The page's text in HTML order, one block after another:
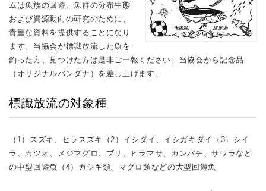
ムは魚族の回遊、魚群の分布生態
および資源動向の研究のために、
貴重な資料を提供することになり
ます。当協会が標識放流した魚を
釣った方、見つけた方は是非ご一報ください。当協会から記念品
（オリジナルバンダナ）を差し上げます。
標識放流の対象種
（1）スズキ、ヒラスズキ（2）イシダイ、イシガキダイ（3）シイ
ラ、カツオ、メジマグロ、ブリ、ヒラマサ、カンパチ、サワラなど
の中型回遊魚（4）カジキ類、マグロ類などの大型回遊魚